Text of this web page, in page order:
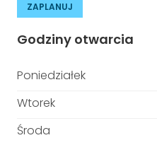
ZAPLANUJ
Godziny otwarcia
Poniedziałek
Wtorek
Środa